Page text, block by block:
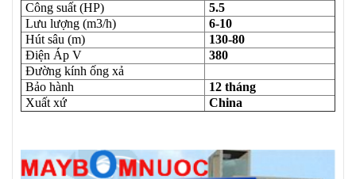
Công suất (HP)
5.5
Lưu lượng (m3/h)
6-10
Hút sâu (m)
130-80
Điện Áp V
380
Đường kính ống xả
Bảo hành
12 tháng
Xuất xứ
China